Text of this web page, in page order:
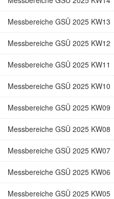
Messbereiche GSÜ 2025 KW13
Messbereiche GSÜ 2025 KW12
Messbereiche GSÜ 2025 KW11
Messbereiche GSÜ 2025 KW10
Messbereiche GSÜ 2025 KW09
Messbereiche GSÜ 2025 KW08
Messbereiche GSÜ 2025 KW07
Messbereiche GSÜ 2025 KW06
Messbereiche GSÜ 2025 KW05